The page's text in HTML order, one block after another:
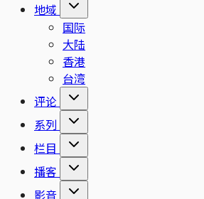
地域
国际
大陆
香港
台湾
评论
系列
栏目
播客
影音